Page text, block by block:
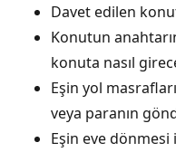
Davet edilen
Konutun
konuta nasıl
Eşin yol
veya paranın
Eşin eve dönmesi